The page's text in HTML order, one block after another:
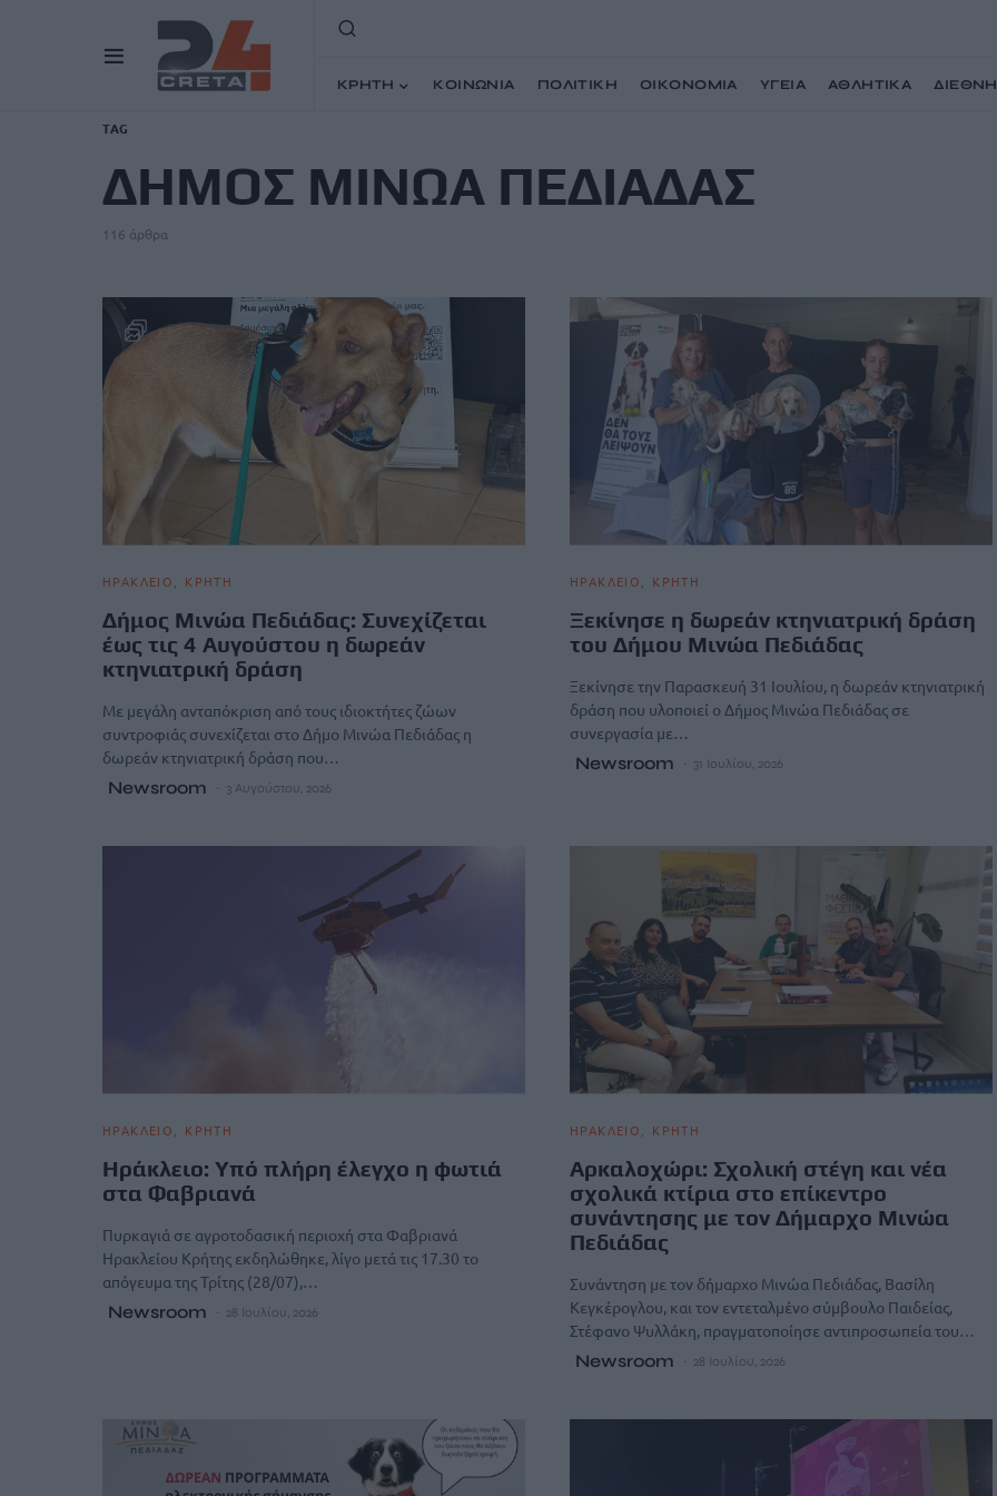
ΚΡΗΤΗ ΚΟΙΝΩΝΙΑ ΠΟΛΙΤΙΚΗ ΟΙΚΟΝΟΜΙΑ ΥΓΕΙΑ ΑΘΛΗΤΙΚΑ ΔΙΕΘΝΗ
TAG
ΔΗΜΟΣ ΜΙΝΩΑ ΠΕΔΙΑΔΑΣ
116 άρθρα
ΗΡΑΚΛΕΙΟ ΚΡΗΤΗ
Δήμος Μινώα Πεδιάδας: Συνεχίζεται
έως τις 4 Αυγούστου η δωρεάν
κτηνιατρική δράση
Με μεγάλη ανταπόκριση από τους ιδιοκτήτες ζώων
συντροφιάς συνεχίζεται στο Δήμο Μινώα Πεδιάδας η
δωρεάν κτηνιατρική δράση που…
Newsroom 3 Αυγούστου, 2026
ΗΡΑΚΛΕΙΟ ΚΡΗΤΗ
Ξεκίνησε η δωρεάν κτηνιατρική δράση
του Δήμου Μινώα Πεδιάδας
Ξεκίνησε την Παρασκευή 31 Ιουλίου, η δωρεάν κτηνιατρική
δράση που υλοποιεί ο Δήμος Μινώα Πεδιάδας σε
συνεργασία με…
Newsroom 31 Ιουλίου, 2026
ΗΡΑΚΛΕΙΟ ΚΡΗΤΗ
Ηράκλειο: Yπό πλήρη έλεγχο η φωτιά
στα Φαβριανά
Πυρκαγιά σε αγροτοδασική περιοχή στα Φαβριανά
Ηρακλείου Κρήτης εκδηλώθηκε, λίγο μετά τις 17.30 το
απόγευμα της Τρίτης (28/07),…
Newsroom 28 Ιουλίου, 2026
ΗΡΑΚΛΕΙΟ ΚΡΗΤΗ
Αρκαλοχώρι: Σχολική στέγη και νέα
σχολικά κτίρια στο επίκεντρο
συνάντησης με τον Δήμαρχο Μινώα
Πεδιάδας
Συνάντηση με τον δήμαρχο Μινώα Πεδιάδας, Βασίλη
Κεγκέρογλου, και τον εντεταλμένο σύμβουλο Παιδείας,
Στέφανο Ψυλλάκη, πραγματοποίησε αντιπροσωπεία του…
Newsroom 28 Ιουλίου, 2026